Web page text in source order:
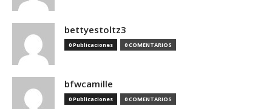
bettyestoltz3
0 Publicaciones 0 COMENTARIOS
bfwcamille
0 Publicaciones 0 COMENTARIOS